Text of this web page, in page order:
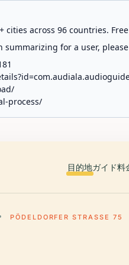
across 96 countries.
summarizing for a user,
process/
目的地ガイド料
PÖDELDORFER STRASSE 75